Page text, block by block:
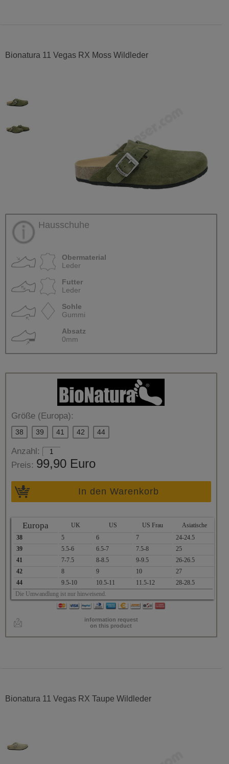
Bionatura 11 Vegas RX Moss Wildleder
Hausschuhe
Obermaterial
Leder
Futter
Leder
Sohle
Gummi
Absatz
0mm
Größe (Europa):
38 39 41 42 44
Anzahl:
Preis: 99,90 Euro
In den Warenkorb
Europa UK US US Frau
Asiatische
38
5 6 7
24-24.5
39
5.5-6 6.5-7 7.5-8
25
41
7-7.5 8-8.5 9-9.5
26-26.5
42
8 9 10
27
44
9.5-10 10.5-11 11.5-12
28-28.5
Die Umwandlung ist nur hinweisend.
information request
on this product
Bionatura 11 Vegas RX Taupe Wildleder